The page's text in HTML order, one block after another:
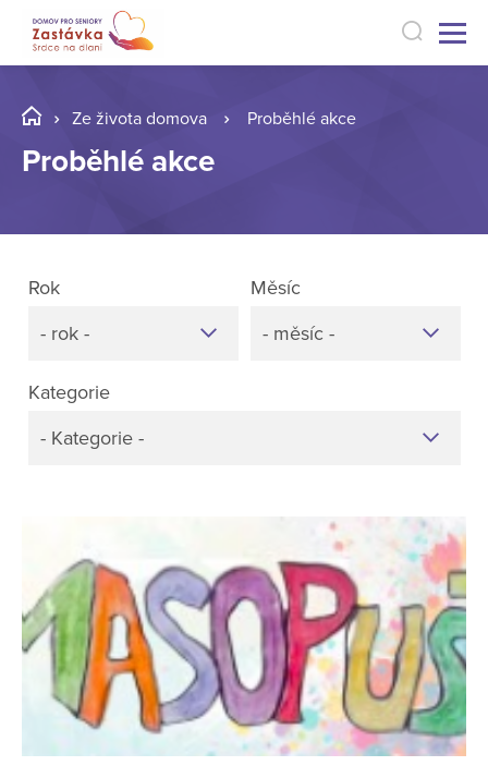
Ze života domova Proběhlé akce
Proběhlé akce
Kategorie
- Kategorie -
Rok
- rok -
Měsíc
- měsíc -